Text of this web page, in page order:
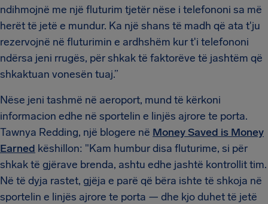
ndihmojnë me një fluturim tjetër nëse i telefononi sa më
herët të jetë e mundur. Ka një shans të madh që ata t'ju
rezervojnë në fluturimin e ardhshëm kur t'i telefononi
ndërsa jeni rrugës, për shkak të faktorëve të jashtëm që
shkaktuan vonesën tuaj.”
Nëse jeni tashmë në aeroport, mund të kërkoni
informacion edhe në sportelin e linjës ajrore te porta.
Tawnya Redding, një blogere në Money Saved is Money
Earned këshillon: "Kam humbur disa fluturime, si për
shkak të gjërave brenda, ashtu edhe jashtë kontrollit tim.
Në të dyja rastet, gjëja e parë që bëra ishte të shkoja në
sportelin e linjës ajrore te porta — dhe kjo duhet të jetë